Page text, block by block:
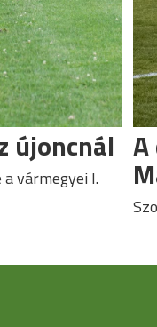
újoncnál
vármegyei I.